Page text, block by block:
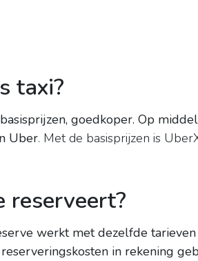
taxi?
goedkoper. Op
Uber. Met de basisprijzen is
reserveert?
werkt met dezelfde
in rekening